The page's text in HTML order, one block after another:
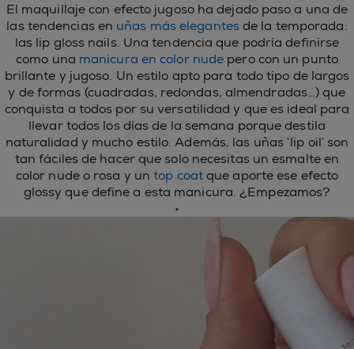
El maquillaje con efecto jugoso ha dejado paso a una de
las tendencias en uñas más elegantesde la temporada:
las lip gloss nails. Una tendencia que podría definirse
como una manicura en color nude pero con un punto
brillante y jugoso. Un estilo apto para todo tipo de largos
y de formas (cuadradas, redondas, almendradas…) que
conquista a todos por su versatilidad y que es ideal para
llevar todos los días de la semana porque destila
naturalidad y mucho estilo. Además, las uñas ‘lip oil’ son
tan fáciles de hacer que solo necesitas un esmalte en
color nude o rosa y untop coatque aporte ese efecto
glossy que define a esta manicura. ¿Empezamos?
•